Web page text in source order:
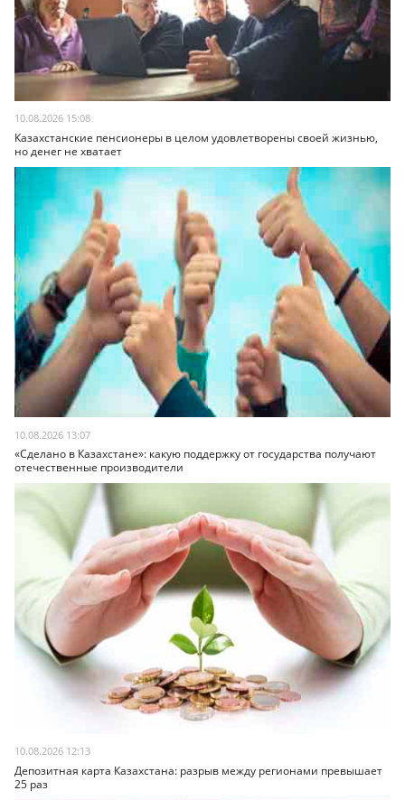
10.08.2026 15:08
Казахстанские пенсионеры в целом удовлетворены своей жизнью,
но денег не хватает
10.08.2026 13:07
«Сделано в Казахстане»: какую поддержку от государства получают
отечественные производители
10.08.2026 12:13
Депозитная карта Казахстана: разрыв между регионами превышает
25 раз